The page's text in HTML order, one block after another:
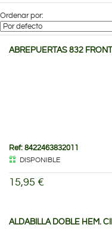
Ordenar por:
ABREPUERTAS 832
Ref: 8422463832011
DISPONIBLE
15,95 €
ALDABILLA DOBLE HEM.